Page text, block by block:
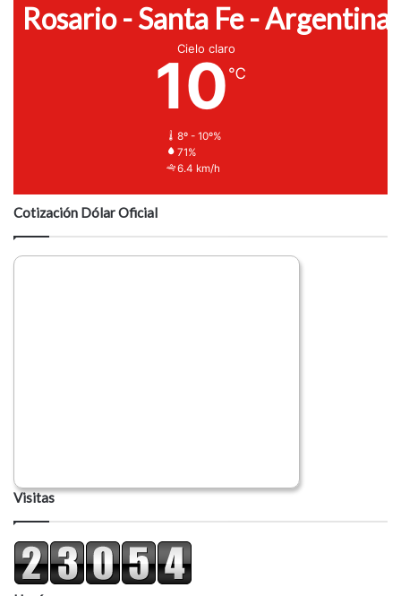
Rosario - Santa Fe - Argentina
Cielo claro
10 ℃
8º - 10º%
71%
6.4 km/h
Cotización Dólar Oficial
Visitas